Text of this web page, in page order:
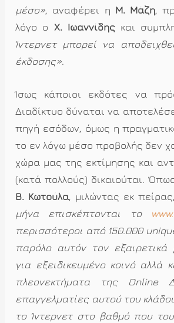
μέσο», αναφέρει η Μ. Μάζη,
λόγο ο Χ. Ιωαννίδηςκαι
Ίντερνετ μπορεί να
έκδοσης».
Ίσως κάποιοι εκδότες να
Διαδίκτυο δύναται να
πηγή εσόδων, όμως η
το εν λόγω μέσο προβολής δεν
χώρα μας της εκτίμησης και
(κατά πολλούς) δικαιούται.
Β. Κωτούλα, μιλώντας εκ πείρας,
μήνα επισκέπτονται το
περισσότεροι από 150.000
παρόλο αυτόν τον εξαιρετικά
για εξειδικευμένο κοινό αλλά
πλεονεκτήματα της Online
επαγγελματίες αυτού του
το Ίντερνετ στο βαθμό που του